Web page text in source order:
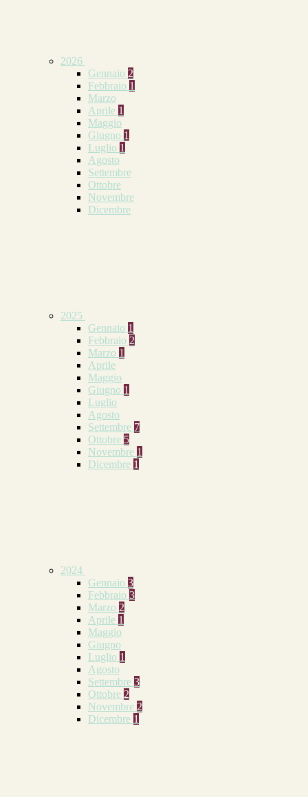
2026
Gennaio 2
Febbraio 1
Marzo
Aprile 1
Maggio
Giugno 1
Luglio 1
Agosto
Settembre
Ottobre
Novembre
Dicembre
2025
Gennaio 1
Febbraio 2
Marzo 1
Aprile
Maggio
Giugno 1
Luglio
Agosto
Settembre 7
Ottobre 5
Novembre 1
Dicembre 1
2024
Gennaio 3
Febbraio 3
Marzo 2
Aprile 1
Maggio
Giugno
Luglio 1
Agosto
Settembre 3
Ottobre 2
Novembre 2
Dicembre 1